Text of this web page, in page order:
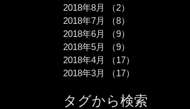
2018年8月
（2）
2018年7月
（8）
2018年6月
（9）
2018年5月
（9）
2018年4月
（17）
2018年3月
（17）
タグから検索